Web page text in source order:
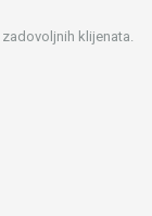
klijenata.